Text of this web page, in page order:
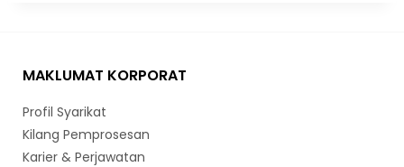
MAKLUMAT KORPORAT
Profil Syarikat
Kilang Pemprosesan
Karier & Perjawatan